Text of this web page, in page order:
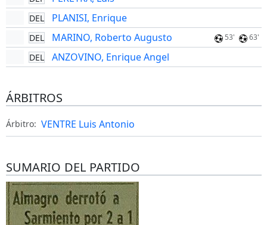
DEL PLANISI, Enrique
DEL MARINO, Roberto Augusto 53' 63'
DEL ANZOVINO, Enrique Angel
ÁRBITROS
Árbitro: VENTRE Luis Antonio
SUMARIO DEL PARTIDO